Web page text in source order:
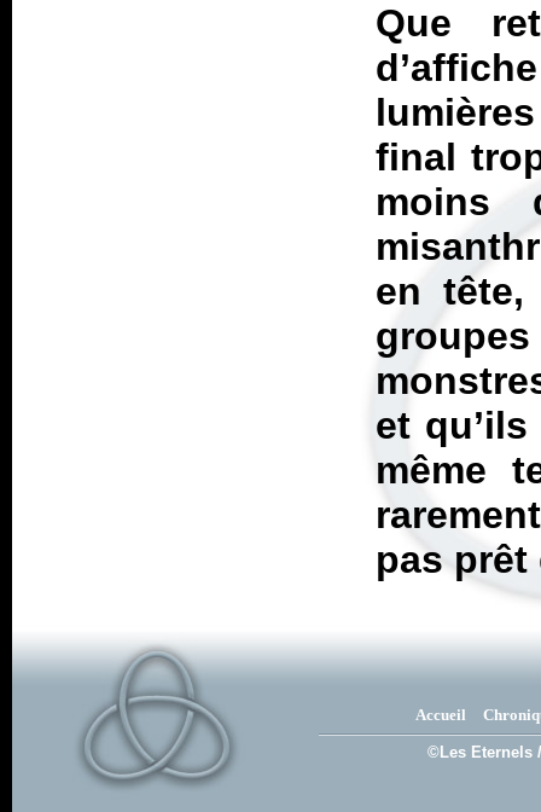
Que
final
moins
en
et
même
pas prêt
Accueil
©Les Eternels